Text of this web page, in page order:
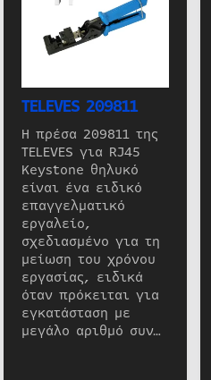
TELEVES 209811
Η πρέσα 209811 της
TELEVES για RJ45
Keystone θηλυκό
είναι ένα ειδικό
επαγγελματικό
εργαλείο,
σχεδιασμένο για τη
μείωση του χρόνου
εργασίας, ειδικά
όταν πρόκειται για
εγκατάσταση με
μεγάλο αριθμό συν…